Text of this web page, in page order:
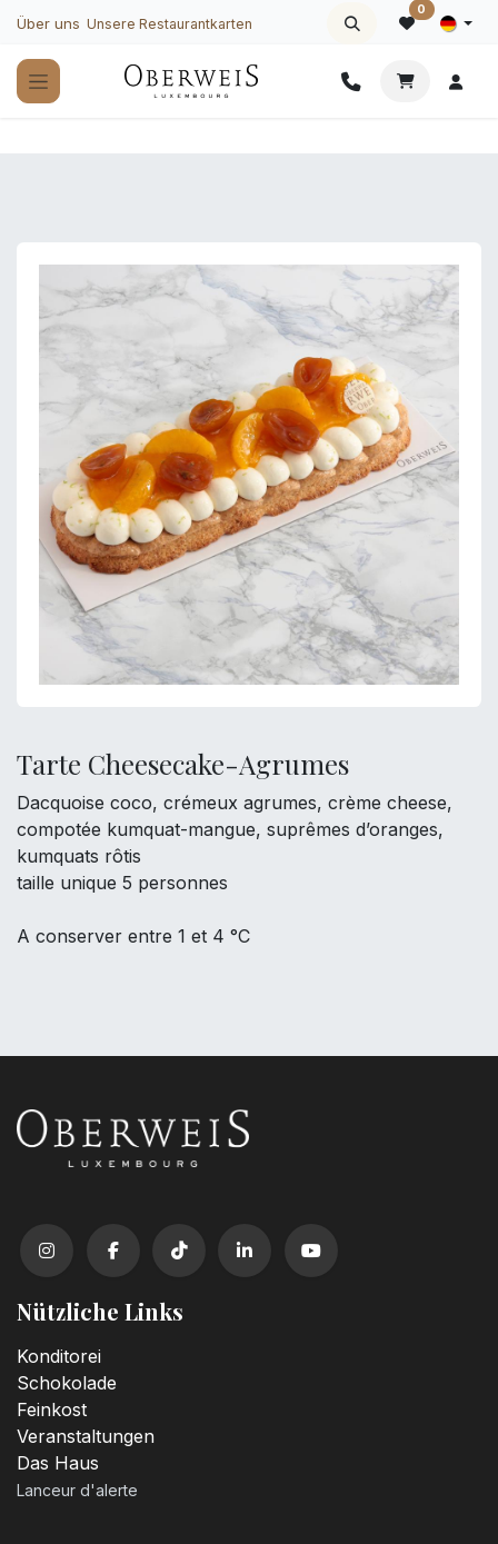
Zum Inhalt springen
Über uns Unsere Restaurantkarten
0
Tarte Cheesecake-Agrumes
Dacquoise coco, crémeux agrumes, crème cheese,
compotée kumquat-mangue, suprêmes d’oranges,
kumquats rôtis
taille unique 5 personnes
A conserver entre 1 et 4 °C
Nützliche Links
Konditorei
Schokolade
Feinkost
Veranstaltungen
Das Haus
Lanceur d'alerte